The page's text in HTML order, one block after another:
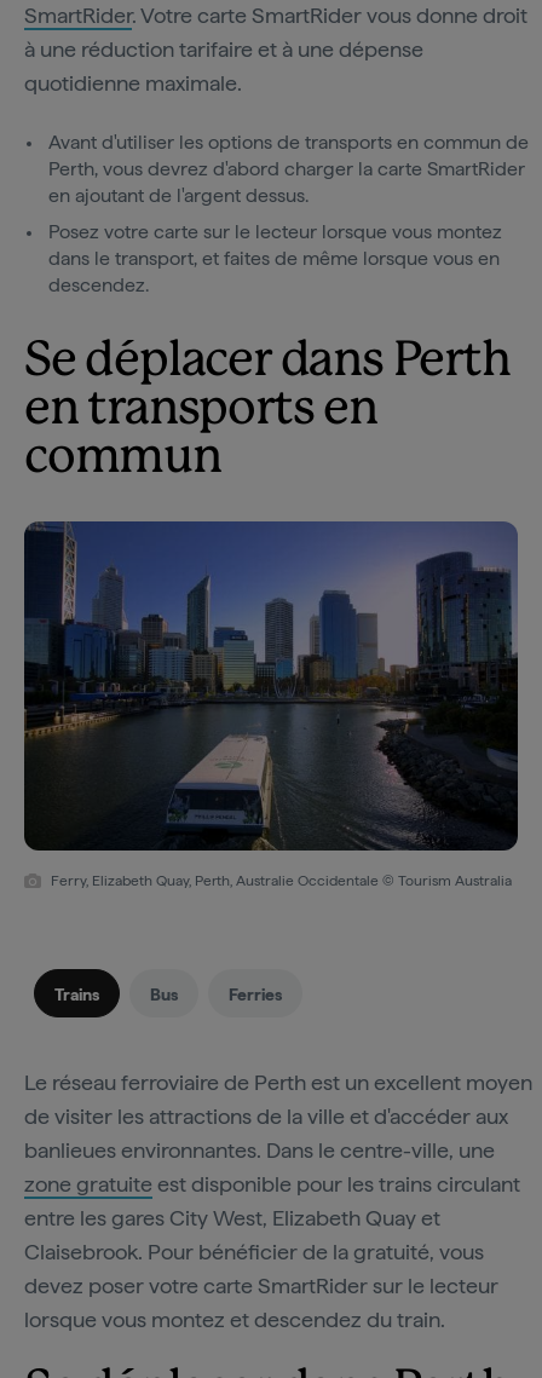
SmartRider. Votre carte SmartRider vous donne droit
à une réduction tarifaire et à une dépense
quotidienne maximale.
Avant d'utiliser les options de transports en commun de
Perth, vous devrez d'abord charger la carte SmartRider
en ajoutant de l'argent dessus.
Posez votre carte sur le lecteur lorsque vous montez
dans le transport, et faites de même lorsque vous en
descendez.
Se déplacer dans Perth
en transports en
commun
Ferry, Elizabeth Quay, Perth, Australie Occidentale © Tourism Australia
Trains Bus Ferries
Le réseau ferroviaire de Perth est un excellent moyen
de visiter les attractions de la ville et d'accéder aux
banlieues environnantes. Dans le centre-ville, une
zone gratuite est disponible pour les trains circulant
entre les gares City West, Elizabeth Quay et
Claisebrook. Pour bénéficier de la gratuité, vous
devez poser votre carte SmartRider sur le lecteur
lorsque vous montez et descendez du train.